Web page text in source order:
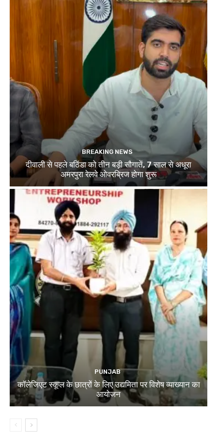
BREAKING NEWS
दीवाली से पहले बठिंडा को तीन बड़ी सौगातें, 7 साल से अधूरा
अमरपुरा रेलवे ओवरब्रिज होगा शुरू
PUNJAB
कॉलेजिएट स्कूल के छात्रों के लिए उद्यमिता पर विशेष व्याख्यान का
आयोजन